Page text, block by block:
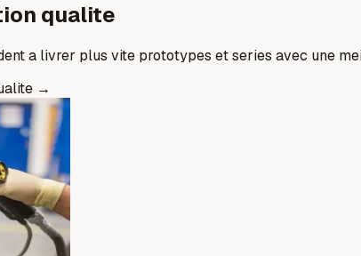
qualite
a livrer plus vite prototypes et series avec une
→